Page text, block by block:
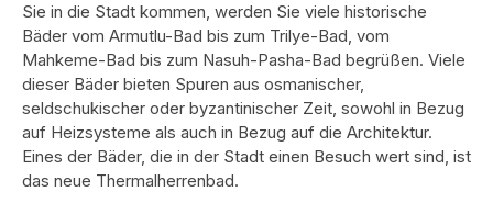
Sie in die Stadt kommen, werden Sie viele historische
Bäder vom Armutlu-Bad bis zum Trilye-Bad, vom
Mahkeme-Bad bis zum Nasuh-Pasha-Bad begrüßen. Viele
dieser Bäder bieten Spuren aus osmanischer,
seldschukischer oder byzantinischer Zeit, sowohl in Bezug
auf Heizsysteme als auch in Bezug auf die Architektur.
Eines der Bäder, die in der Stadt einen Besuch wert sind, ist
das neue Thermalherrenbad.